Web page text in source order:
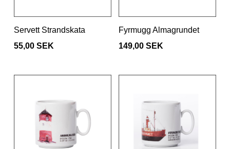
Servett Strandskata
55,00 SEK
Fyrmugg Almagrundet
149,00 SEK